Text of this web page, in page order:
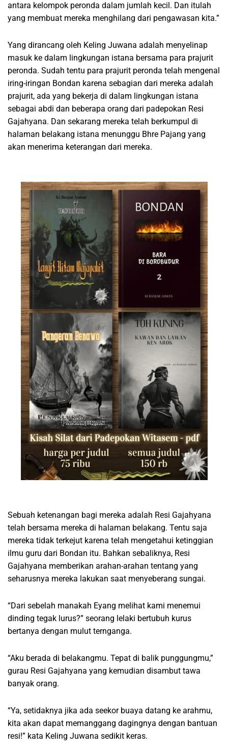
antara kelompok peronda dalam jumlah kecil. Dan itulah
yang membuat mereka menghilang dari pengawasan kita.”
Yang dirancang oleh Keling Juwana adalah menyelinap
masuk ke dalam lingkungan istana bersama para prajurit
peronda. Sudah tentu para prajurit peronda telah mengenal
iring-iringan Bondan karena sebagian dari mereka adalah
prajurit, ada yang bekerja di dalam lingkungan istana
sebagai abdi dan beberapa orang dari padepokan Resi
Gajahyana. Dan sekarang mereka telah berkumpul di
halaman belakang istana menunggu Bhre Pajang yang
akan menerima keterangan dari mereka.
Sebuah ketenangan bagi mereka adalah Resi Gajahyana
telah bersama mereka di halaman belakang. Tentu saja
mereka tidak terkejut karena telah mengetahui ketinggian
ilmu guru dari Bondan itu. Bahkan sebaliknya, Resi
Gajahyana memberikan arahan-arahan tentang yang
seharusnya mereka lakukan saat menyeberang sungai.
“Dari sebelah manakah Eyang melihat kami menemui
dinding tegak lurus?” seorang lelaki bertubuh kurus
bertanya dengan mulut ternganga.
“Aku berada di belakangmu. Tepat di balik punggungmu,”
gurau Resi Gajahyana yang kemudian disambut tawa
banyak orang.
“Ya, setidaknya jika ada seekor buaya datang ke arahmu,
kita akan dapat memanggang dagingnya dengan bantuan
resi!” kata Keling Juwana sedikit keras.